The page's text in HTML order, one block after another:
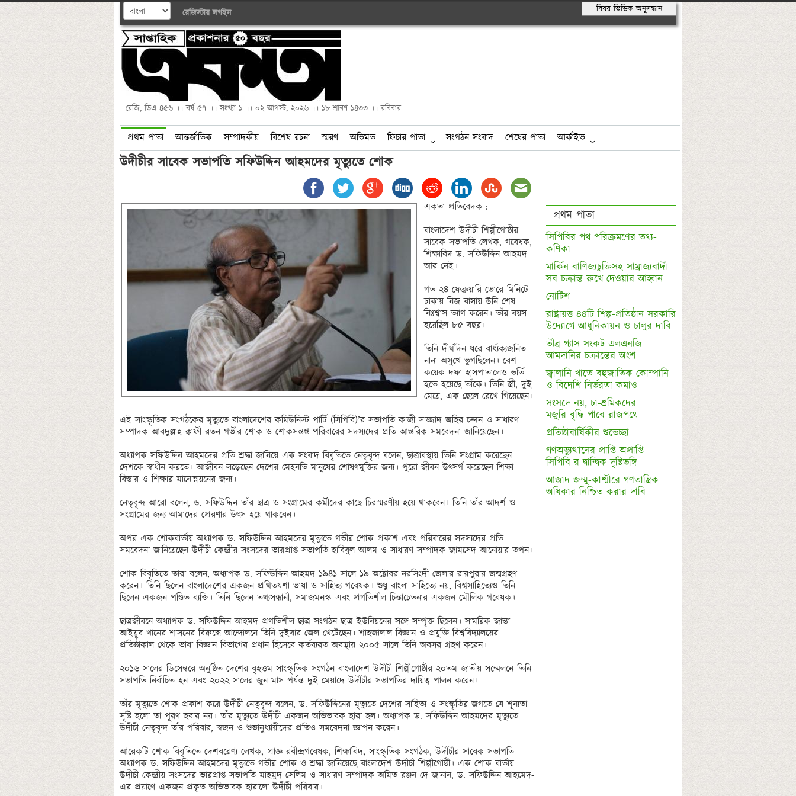
রেজিস্টার লগইন বিষয় ভিত্তিক অনুসন্ধান
রেজি, ডিএ ৪৫৬ ।। বর্ষ ৫৭ ।। সংখ্যা ১ ।। ০২ আগস্ট, ২০২৬ ।। ১৮ শ্রাবণ ১৪৩৩ ।। রবিবার
প্রথম পাতা আন্তর্জাতিক সম্পাদকীয় বিশেষ রচনা স্মরণ অভিমত ফিচার পাতা সংগঠন সংবাদ শেষের পাতা আর্কাইভ
একতা প্রতিবেদক :
বাংলাদেশ উদীচী শিল্পীগোষ্ঠীর
সাবেক সভাপতি লেখক, গবেষক,
শিক্ষাবিদ ড. সফিউদ্দিন আহমদ
আর নেই।
গত ২৪ ফেব্রুয়ারি ভোরে মিনিটে
ঢাকায় নিজ বাসায় উনি শেষ
নিঃশ্বাস ত্যাগ করেন। তাঁর বয়স
হয়েছিল ৮৫ বছর।
তিনি দীর্ঘদিন ধরে বার্ধ্যক্যজনিত
নানা অসুখে ভুগছিলেন। বেশ
কয়েক দফা হাসপাতালেও ভর্তি
হতে হয়েছে তাঁকে। তিনি স্ত্রী, দুই
মেয়ে, এক ছেলে রেখে গিয়েছেন।
এই সাংস্কৃতিক সংগঠকের মৃত্যুতে বাংলাদেশের কমিউনিস্ট পার্টি (সিপিবি)’র সভাপতি কাজী সাজ্জাদ জহির চন্দন ও সাধারণ
সম্পাদক আবদুল্লাহ ক্বাফী রতন গভীর শোক ও শোকসন্তপ্ত পরিবারের সদস্যদের প্রতি আন্তরিক সমবেদনা জানিয়েছেন।
অধ্যাপক সফিউদ্দিন আহমদের প্রতি শ্রদ্ধা জানিয়ে এক সংবাদ বিবৃতিতে নেতৃবৃন্দ বলেন, ছাত্রাবস্থায় তিনি সংগ্রাম করেছেন
দেশকে স্বাধীন করতে। আজীবন লড়েছেন দেশের মেহনতি মানুষের শোষণমুক্তির জন্য। পুরো জীবন উৎসর্গ করেছেন শিক্ষা
বিস্তার ও শিক্ষার মানোন্নয়নের জন্য।
নেতৃবৃন্দ আরো বলেন, ড. সফিউদ্দিন তাঁর ছাত্র ও সংগ্রামের কর্মীদের কাছে চিরস্মরণীয় হয়ে থাকবেন। তিনি তাঁর আদর্শ ও
সংগ্রামের জন্য আমাদের প্রেরণার উৎস হয়ে থাকবেন।
অপর এক শোকবার্তায় অধ্যাপক ড. সফিউদ্দিন আহমদের মৃত্যুতে গভীর শোক প্রকাশ এবং পরিবারের সদস্যদের প্রতি
সমবেদনা জানিয়েছেন উদীচী কেন্দ্রীয় সংসদের ভারপ্রাপ্ত সভাপতি হাবিবুল আলম ও সাধারণ সম্পাদক জামসেদ আনোয়ার তপন।
শোক বিবৃতিতে তারা বলেন, অধ্যাপক ড. সফিউদ্দিন আহমদ ১৯৪১ সালে ১৯ অক্টোবর নরসিংদী জেলার রায়পুরায় জন্মগ্রহণ
করেন। তিনি ছিলেন বাংলাদেশের একজন প্রথিতযশা ভাষা ও সাহিত্য গবেষক। শুধু বাংলা সাহিত্যে নয়, বিশ্বসাহিত্যেও তিনি
ছিলেন একজন পণ্ডিত ব্যক্তি। তিনি ছিলেন তথ্যসন্ধানী, সমাজমনস্ক এবং প্রগতিশীল চিন্তাচেতনার একজন মৌলিক গবেষক।
ছাত্রজীবনে অধ্যাপক ড. সফিউদ্দিন আহমদ প্রগতিশীল ছাত্র সংগঠন ছাত্র ইউনিয়নের সঙ্গে সম্পৃক্ত ছিলেন। সামরিক জান্তা
আইয়ুব খানের শাসনের বিরুদ্ধে আন্দোলনে তিনি দুইবার জেল খেটেছেন। শাহজালাল বিজ্ঞান ও প্রযুক্তি বিশ্ববিদ্যালয়ের
প্রতিষ্ঠাকাল থেকে ভাষা বিজ্ঞান বিভাগের প্রধান হিসেবে কর্তব্যরত অবস্থায় ২০০৫ সালে তিনি অবসর গ্রহণ করেন।
২০১৬ সালের ডিসেম্বরে অনুষ্ঠিত দেশের বৃহত্তম সাংস্কৃতিক সংগঠন বাংলাদেশ উদীচী শিল্পীগোষ্ঠীর ২০তম জাতীয় সম্মেলনে তিনি
সভাপতি নির্বাচিত হন এবং ২০২২ সালের জুন মাস পর্যন্ত দুই মেয়াদে উদীচীর সভাপতির দায়িত্ব পালন করেন।
তাঁর মৃত্যুতে শোক প্রকাশ করে উদীচী নেতৃবৃন্দ বলেন, ড. সফিউদ্দিনের মৃত্যুতে দেশের সাহিত্য ও সংস্কৃতির জগতে যে শূন্যতা
সৃষ্টি হলো তা পূরণ হবার নয়। তাঁর মৃত্যুতে উদীচী একজন অভিভাবক হারা হল। অধ্যাপক ড. সফিউদ্দিন আহমদের মৃত্যুতে
উদীচী নেতৃবৃন্দ তাঁর পরিবার, স্বজন ও শুভানুধ্যায়ীদের প্রতিও সমবেদনা জ্ঞাপন করেন।
আরেকটি শোক বিবৃতিতে দেশবরেণ্য লেখক, প্রাজ্ঞ রবীন্দ্রগবেষক, শিক্ষাবিদ, সাংস্কৃতিক সংগঠক, উদীচীর সাবেক সভাপতি
অধ্যাপক ড. সফিউদ্দিন আহমদের মৃত্যুতে গভীর শোক ও শ্রদ্ধা জানিয়েছে বাংলাদেশ উদীচী শিল্পীগোষ্ঠী। এক শোক বার্তায়
উদীচী কেন্দ্রীয় সংসদের ভারপ্রাপ্ত সভাপতি মাহমুদ সেলিম ও সাধারণ সম্পাদক অমিত রঞ্জন দে জানান, ড. সফিউদ্দিন আহমেদ-
এর প্রয়াণে একজন প্রকৃত অভিভাবক হারালো উদীচী পরিবার।
প্রথম পাতা
সিপিবির পথ পরিক্রমণের তথ্য-
কণিকা
মার্কিন বাণিজ্যচুক্তিসহ সাম্রাজ্যবাদী
নোটিশ
রাষ্ট্রায়ত্ত ৪৪টি শিল্প-প্রতিষ্ঠান সরকারি
তীব্র গ্যাস সংকট এলএনজি
জ্বালানি খাতে বহুজাতিক কোম্পানি
সংসদে নয়, চা-শ্রমিকদের
গণঅভ্যুত্থানের প্রাপ্তি-অপ্রাপ্তি
সিপিবি-র দ্বান্দ্বিক দৃষ্টিভঙ্গি
আজাদ জম্মু-কাশ্মীরে গণতান্ত্রিক
অধিকার নিশ্চিত করার দাবি